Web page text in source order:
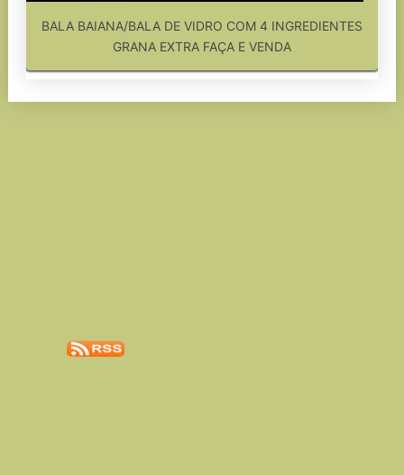
BALA BAIANA/BALA DE VIDRO COM 4 INGREDIENTES
GRANA EXTRA FAÇA E VENDA